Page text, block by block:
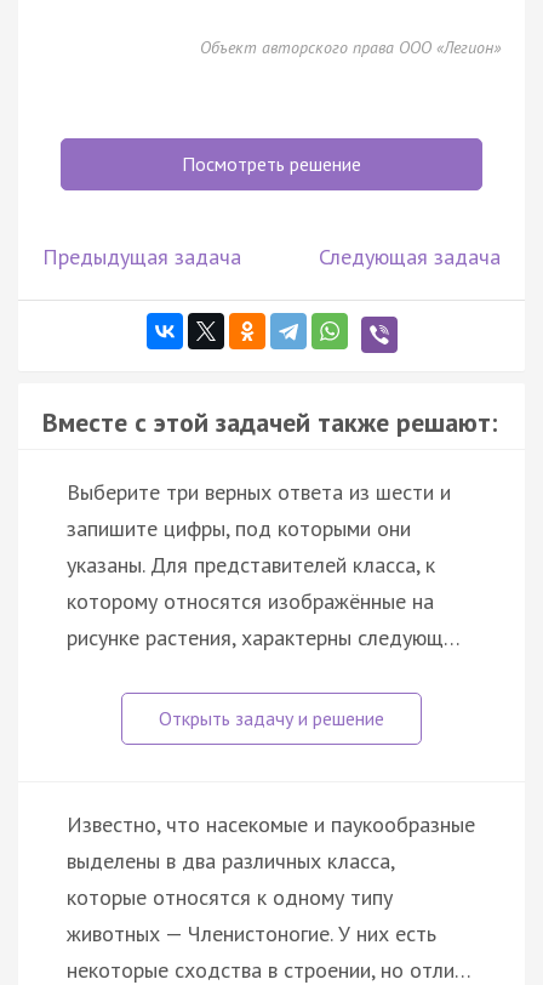
Объект авторского права ООО «Легион»
Посмотреть решение
Предыдущая задача Следующая задача
Вместе с этой задачей также решают:
Выберите три верных ответа из шести и
запишите цифры, под которыми они
указаны. Для представителей класса, к
которому относятся изображённые на
рисунке растения, характерны следующ…
Известно, что насекомые и паукообразные
выделены в два различных класса,
которые относятся к одному типу
животных — Членистоногие. У них есть
некоторые сходства в строении, но отли…